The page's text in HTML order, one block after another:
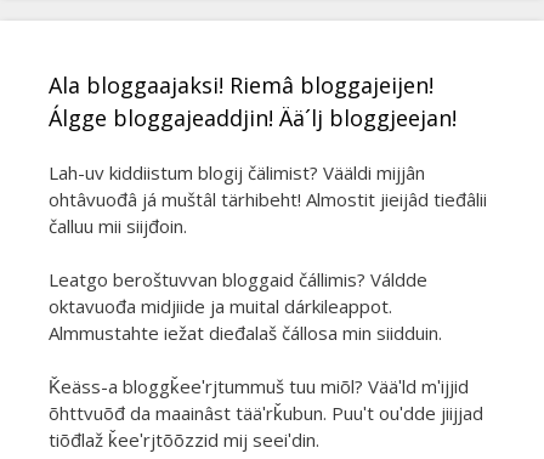
Ala bloggaajaksi! Riemâ bloggajeijen!
Álgge bloggajeaddjin! Ää´lj bloggjeejan!
Lah-uv kiddiistum blogij čälimist? Vääldi mijjân
ohtâvuođâ já muštâl tärhibeht! Almostit jieijâd tieđâlii
čalluu mii siijđoin.
Leatgo beroštuvvan bloggaid čállimis? Váldde
oktavuođa midjiide ja muital dárkileappot.
Almmustahte iežat dieđalaš čállosa min siidduin.
Ǩeäss-a bloggǩeeʹrjtummuš tuu miõl? Vääʹld mʹijjid
õhttvuõđ da maainâst tääʹrǩubun. Puuʹt ouʹdde jiijjad
tiõđlaž ǩeeʹrjtõõzzid mij seeiʹdin.